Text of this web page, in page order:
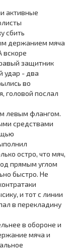
активные
сбить
держанием мяча
вскоре
защитник
удар - два
во
головой послал
левым флангом.
средствами
остро, что мяч,
прямым углом
быстро. Не
и тот с линии
в перекладину
в обороне и
мяча и